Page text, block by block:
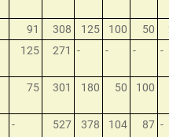
91 308 125 100 50
125 271 - - - -
75 301 180 50 100
- 527 378 104 87 -